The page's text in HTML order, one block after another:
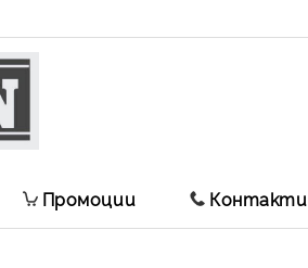
Промоции Контакти